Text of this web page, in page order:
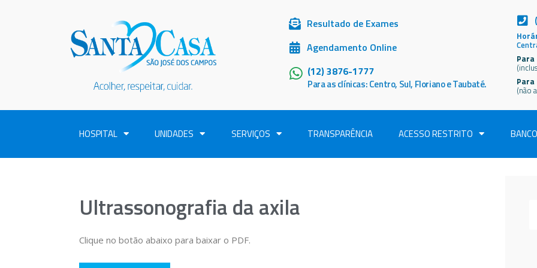
Resultado de Exames
Agendamento Online
(12) 3876-1777
Para as clínicas: Centro, Sul, Floriano e Taubaté.
Para
(não
HOSPITAL UNIDADES SERVIÇOS TRANSPARÊNCIA ACESSO RESTRITO
Ultrassonografia da axila
Clique no botão abaixo para baixar o PDF.